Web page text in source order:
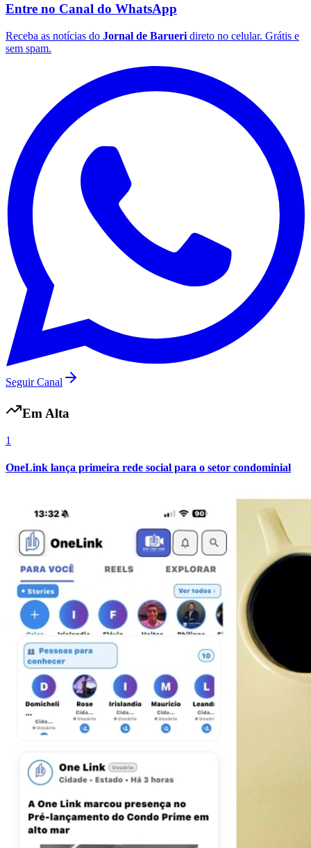
Vasco
Botafogo
Entre no Canal do WhatsApp
Receba as notícias do Jornal de Barueri direto no celular. Grátis e
sem spam.
Seguir Canal
Em Alta
1
OneLink lança primeira rede social para o setor condominial